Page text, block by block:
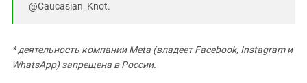
@Caucasian_Knot.
* деятельность компании Meta (владеет Facebook, Instagram и
WhatsApp) запрещена в России.